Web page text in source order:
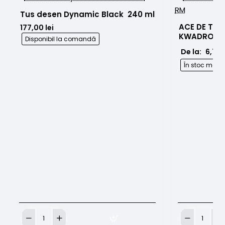
Tus desen Dynamic Black  240 ml
Disponibil la comandă
177,00 lei
ACE DE
KWADRON
În stoc
De la: 6,70